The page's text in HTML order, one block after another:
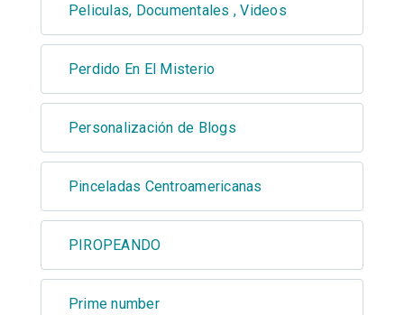
Peliculas, Documentales , Videos
Perdido En El Misterio
Personalización de Blogs
Pinceladas Centroamericanas
PIROPEANDO
Prime number